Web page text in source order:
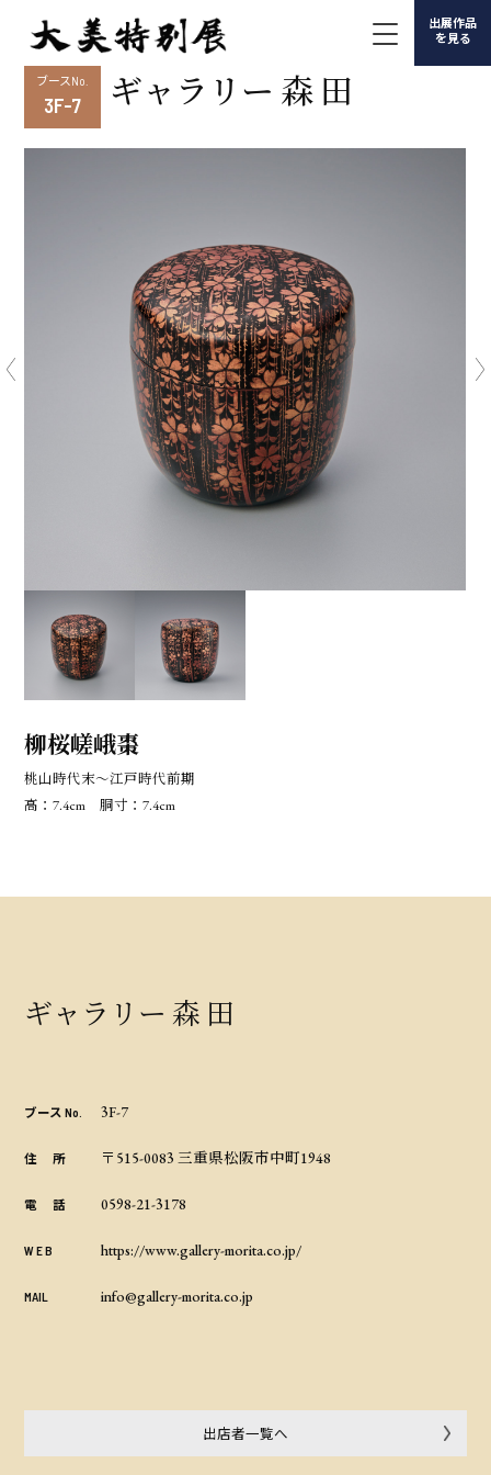
出展作品
を見る
ブースNo.
3F-7 ギャラリー 森 田
柳桜嵯峨棗
桃山時代末～江戸時代前期
高：7.4cm 胴寸：7.4cm
ギャラリー 森 田
ブース No. 3F-7
住 所 〒515-0083 三重県松阪市中町1948
電 話 0598-21-3178
W E B https://www.gallery-morita.co.jp/
MAIL info@gallery-morita.co.jp
出店者一覧へ